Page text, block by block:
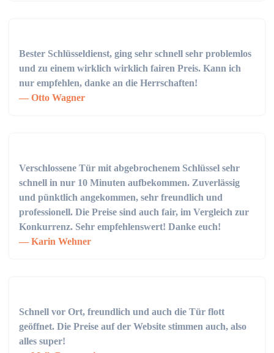
Bester Schlüsseldienst, ging sehr schnell sehr problemlos
und zu einem wirklich wirklich fairen Preis. Kann ich
nur empfehlen, danke an die Herrschaften!
Otto Wagner
Verschlossene Tür mit abgebrochenem Schlüssel sehr
schnell in nur 10 Minuten aufbekommen. Zuverlässig
und pünktlich angekommen, sehr freundlich und
professionell. Die Preise sind auch fair, im Vergleich zur
Konkurrenz. Sehr empfehlenswert! Danke euch!
Karin Wehner
Schnell vor Ort, freundlich und auch die Tür flott
geöffnet. Die Preise auf der Website stimmen auch, also
alles super!